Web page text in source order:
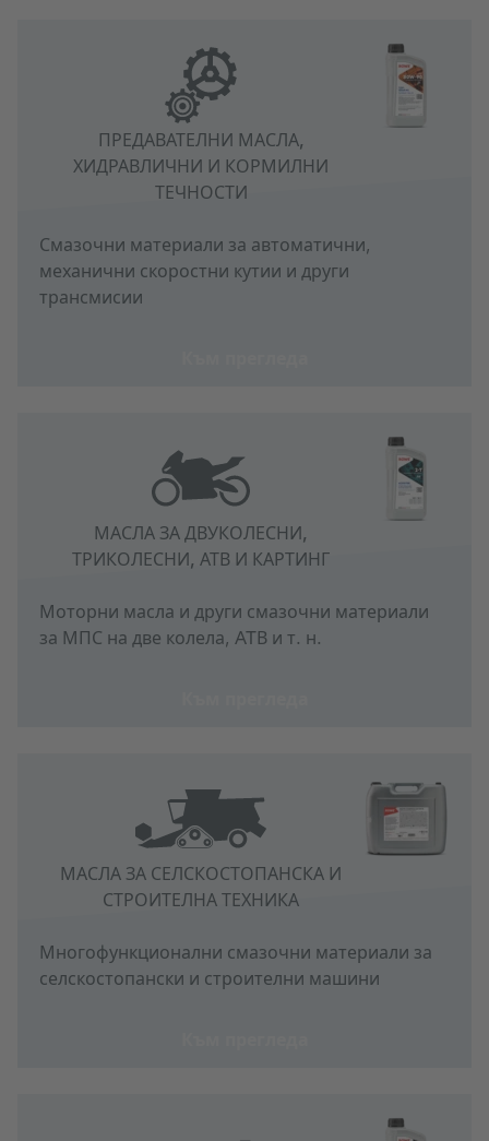
ПРЕДАВАТЕЛНИ МАСЛА,
ХИДРАВЛИЧНИ И КОРМИЛНИ
ТЕЧНОСТИ
Смазочни материали за автоматични,
механични скоростни кутии и други
трансмисии
МАСЛА ЗА ДВУКОЛЕСНИ,
ТРИКОЛЕСНИ, АТВ И КАРТИНГ
Моторни масла и други смазочни материали
за МПС на две колела, ATВ и т. н.
МАСЛА ЗА СЕЛСКОСТОПАНСКА И
СТРОИТЕЛНА ТЕХНИКА
Многофункционални смазочни материали за
селскостопански и строителни машини